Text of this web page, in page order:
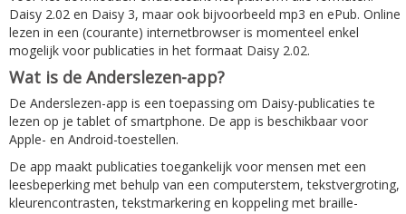
Daisy 2.02 en Daisy 3, maar ook bijvoorbeeld mp3 en ePub. Online
lezen in een (courante) internetbrowser is momenteel enkel
mogelijk voor publicaties in het formaat Daisy 2.02.
Wat is de Anderslezen-app?
De Anderslezen-app is een toepassing om Daisy-publicaties te
lezen op je tablet of smartphone. De app is beschikbaar voor
Apple- en Android-toestellen.
De app maakt publicaties toegankelijk voor mensen met een
leesbeperking met behulp van een computerstem, tekstvergroting,
kleurencontrasten, tekstmarkering en koppeling met braille-